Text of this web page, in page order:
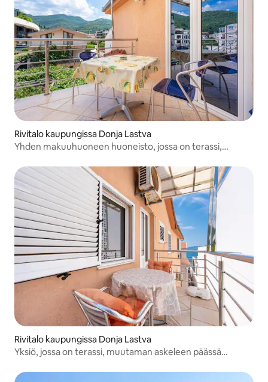
Rivitalo kaupungissa Donja Lastva
Yhden makuuhuoneen huoneisto, jossa on terassi,
Rivitalo kaupungissa Donja Lastva
Yksiö, jossa on terassi, muutaman askeleen päässä